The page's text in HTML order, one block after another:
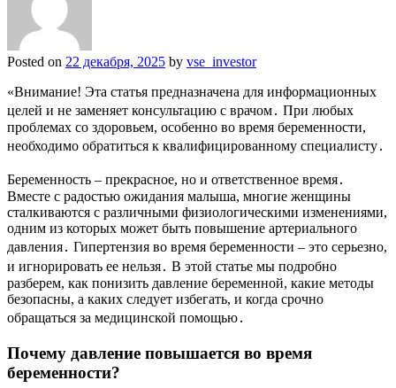
Posted on 22 декабря, 2025 by vse_investor
«Внимание! Эта статья предназначена для информационных
целей и не заменяет консультацию с врачом․ При любых
проблемах со здоровьем, особенно во время беременности,
необходимо обратиться к квалифицированному специалисту․
Беременность – прекрасное, но и ответственное время․
Вместе с радостью ожидания малыша, многие женщины
сталкиваются с различными физиологическими изменениями,
одним из которых может быть повышение артериального
давления․ Гипертензия во время беременности – это серьезно,
и игнорировать ее нельзя․ В этой статье мы подробно
разберем, как понизить давление беременной, какие методы
безопасны, а каких следует избегать, и когда срочно
обращаться за медицинской помощью․
Почему давление повышается во время
беременности?